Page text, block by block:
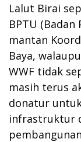
Lalut Birai
BPTU
mantan
Baya,
WWF tidak
masih terus
donatur
infrastruktur